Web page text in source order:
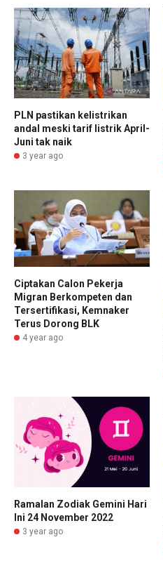
PLN pastikan kelistrikan
andal meski tarif listrik April-
Juni tak naik
3 year ago
Ciptakan Calon Pekerja
Migran Berkompeten dan
Tersertifikasi, Kemnaker
Terus Dorong BLK
4 year ago
Ramalan Zodiak Gemini Hari
Ini 24 November 2022
3 year ago